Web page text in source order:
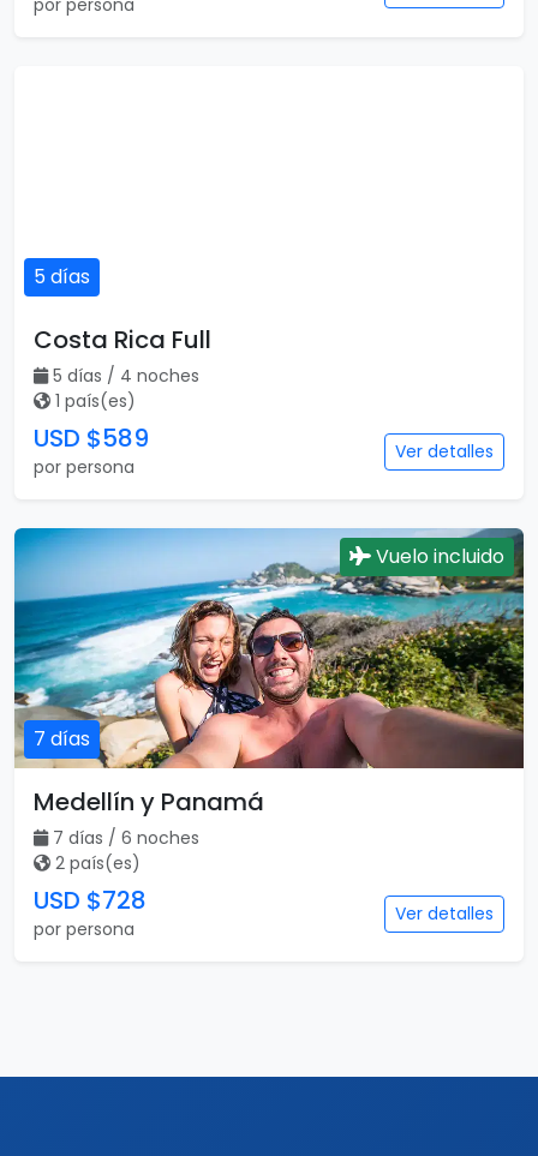
por persona
5 días
Costa Rica Full
5 días / 4 noches
1 país(es)
USD $589
por persona
Ver detalles
7 días
Vuelo incluido
Medellín y Panamá
7 días / 6 noches
2 país(es)
USD $728
por persona
Ver detalles